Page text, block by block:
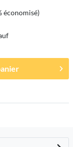
économisé)